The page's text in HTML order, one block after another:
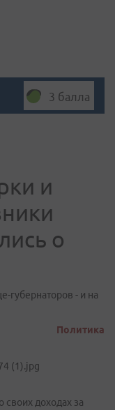
3 балла
и
о
губернаторов - и на
Политика
своих доходах за